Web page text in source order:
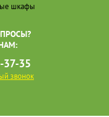
шкафы
37-35
звонок